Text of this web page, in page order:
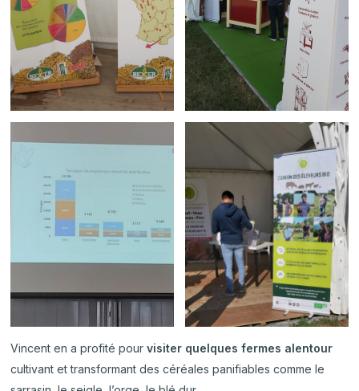
Vincent en a profité pourvisiter quelques fermes alentour
cultivant et transformant des céréales panifiables comme le